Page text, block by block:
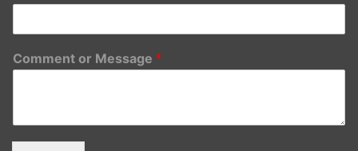
Comment or Message *